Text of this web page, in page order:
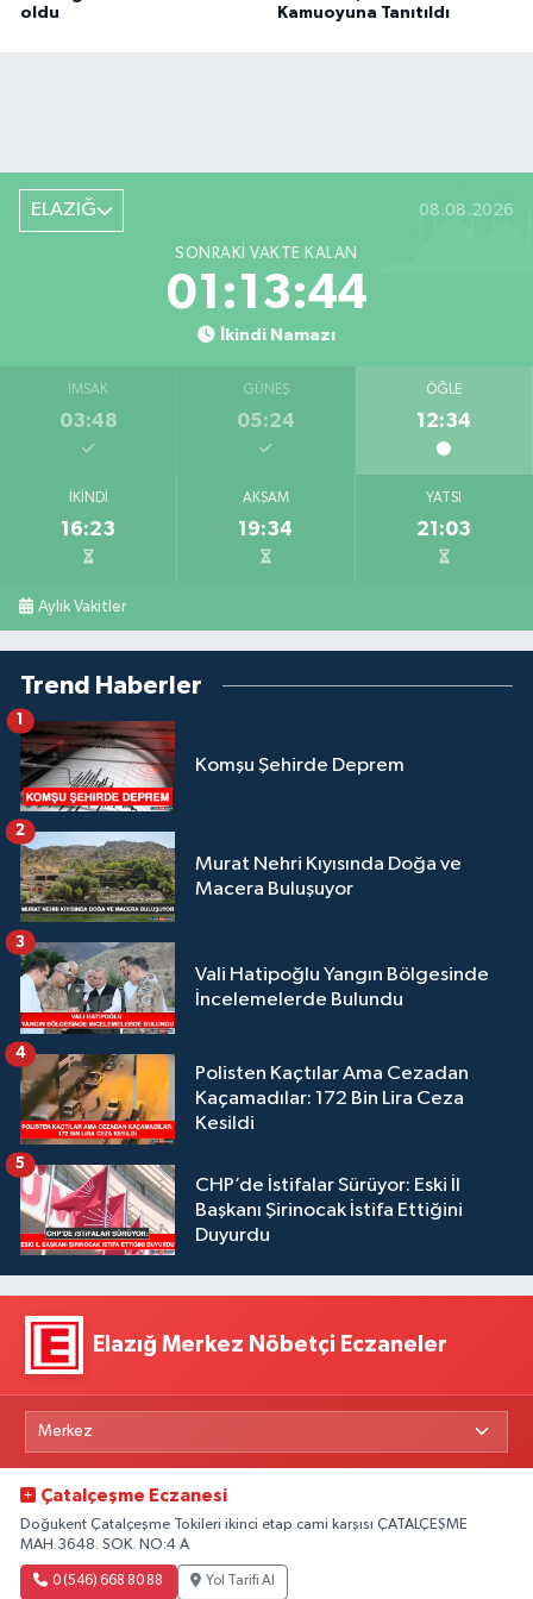
oldu
Kamuoyuna Tanıtıldı
ELAZIĞ 08.08.2026
SONRAKI VAKTE KALAN
01:13:43
İkindi Namazı
İMSAK
03:48
GÜNEŞ
05:24
ÖĞLE
12:34
İKINDI
16:23
AKŞAM
19:34
YATSI
21:03
Aylık Vakitler
Trend Haberler
Komşu Şehirde Deprem
1
Murat Nehri Kıyısında Doğa ve
Macera Buluşuyor
2
Vali Hatipoğlu Yangın Bölgesinde
İncelemelerde Bulundu
3
Polisten Kaçtılar Ama Cezadan
Kaçamadılar: 172 Bin Lira Ceza
Kesildi
4
CHP’de İstifalar Sürüyor: Eski İl
Başkanı Şirinocak İstifa Ettiğini
Duyurdu
5
Elazığ Merkez Nöbetçi Eczaneler
Çatalçeşme Eczanesi
Doğukent Çatalçeşme Tokileri ikinci etap cami karşısı ÇATALÇEŞME
MAH.3648. SOK. NO:4 A
0 (546) 668 80 88 Yol Tarifi Al